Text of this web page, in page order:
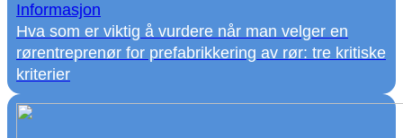
Informasjon
Hva som er viktig å vurdere når man velger en
rørentreprenør for prefabrikkering av rør: tre kritiske
kriterier